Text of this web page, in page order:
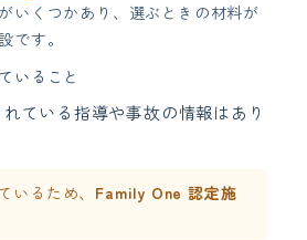
いくつかあり、選ぶときの材料が
です。
いること
ている指導や事故の情報はあり
いるため、 Family One 認定施